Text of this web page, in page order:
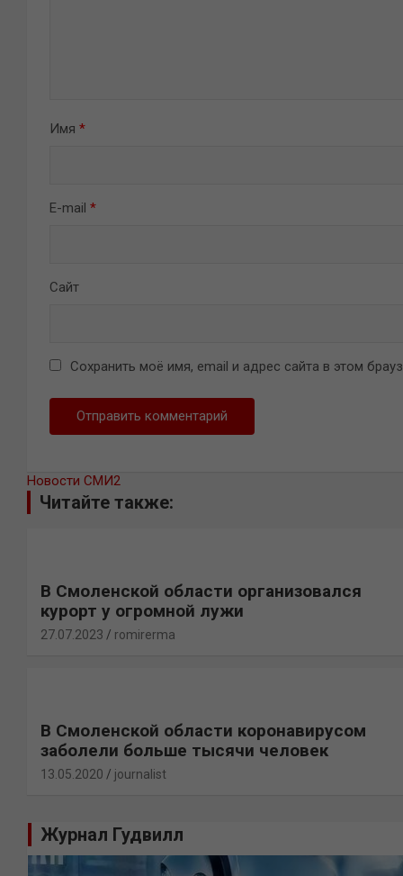
Имя *
E-mail *
Сайт
Сохранить моё имя, email и адрес сайта в этом
Новости СМИ2
Читайте также:
В Смоленской области организовался
курорт у огромной лужи
27.07.2023 romirerma
В Смоленской области коронавирусом
заболели больше тысячи человек
13.05.2020 journalist
Журнал Гудвилл